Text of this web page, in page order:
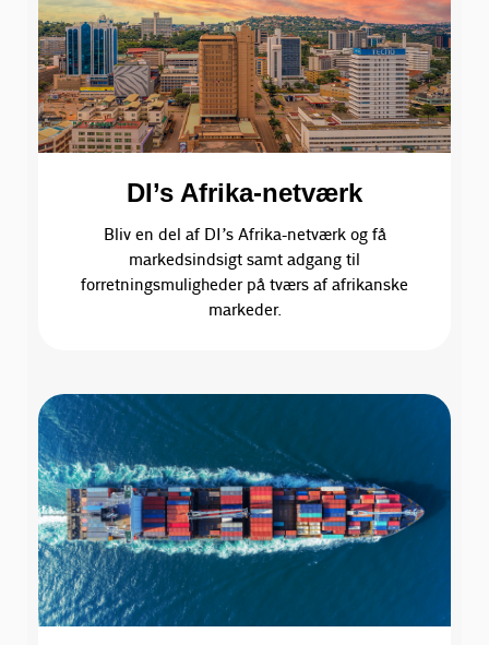
DI’s Afrika-netværk
Bliv en del af DI’s Afrika-netværk og få
markedsindsigt samt adgang til
forretningsmuligheder på tværs af afrikanske
markeder.